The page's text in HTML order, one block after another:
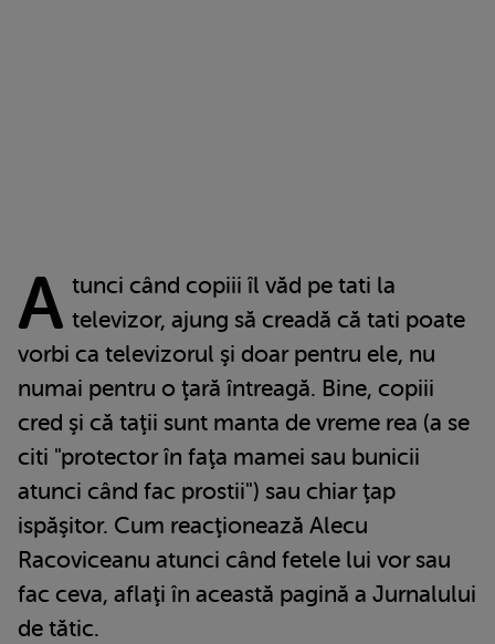
A tunci când copiii îl văd pe tati la
televizor, ajung să creadă că tati poate
vorbi ca televizorul şi doar pentru ele, nu
numai pentru o ţară întreagă. Bine, copiii
cred şi că taţii sunt manta de vreme rea (a se
citi "protector în faţa mamei sau bunicii
atunci când fac prostii") sau chiar ţap
ispăşitor. Cum reacţionează Alecu
Racoviceanu atunci când fetele lui vor sau
fac ceva, aflaţi în această pagină a Jurnalului
de tătic.